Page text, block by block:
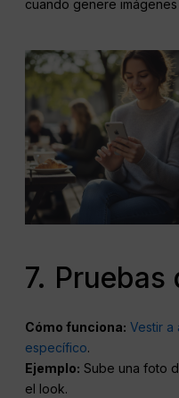
cuando genere
7. Pruebas
Cómo funciona: Vestir a
específico.
Ejemplo: Sube una foto
el look.